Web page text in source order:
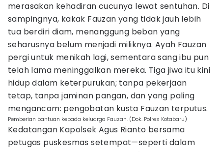
merasakan kehadiran cucunya lewat sentuhan. Di
sampingnya, kakak Fauzan yang tidak jauh lebih
tua berdiri diam, menanggung beban yang
seharusnya belum menjadi miliknya. Ayah Fauzan
pergi untuk menikah lagi, sementara sang ibu pun
telah lama meninggalkan mereka. Tiga jiwa itu kini
hidup dalam keterpurukan; tanpa pekerjaan
tetap, tanpa jaminan pangan, dan yang paling
mengancam: pengobatan kusta Fauzan terputus.
Pemberian bantuan kepada keluarga Fauzan. (Dok. Polres Kotabaru)
Kedatangan Kapolsek Agus Rianto bersama
petugas puskesmas setempat—seperti dalam